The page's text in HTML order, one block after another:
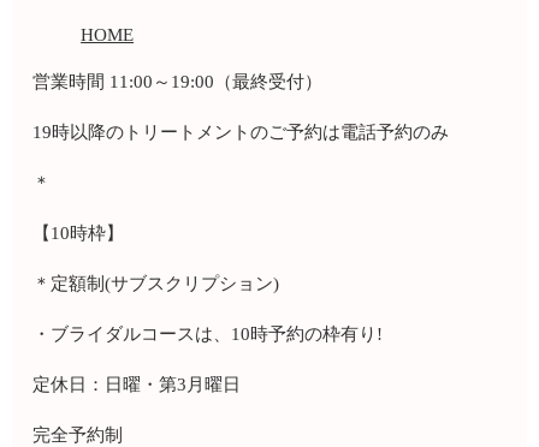
HOME
営業時間 11:00～19:00（最終受付）
19時以降のトリートメントのご予約は電話予約のみ
＊
【10時枠】
＊定額制(サブスクリプション)
・ブライダルコースは、10時予約の枠有り!
定休日：日曜・第3月曜日
完全予約制